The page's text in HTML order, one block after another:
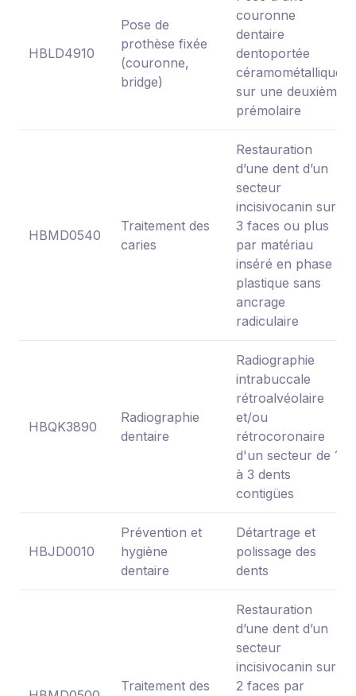
HBLD4910
Pose de
prothèse fixée
(couronne,
bridge)
couronne
dentaire
dentoportée
céramométallique
sur une deuxième
prémolaire
HBMD0540
Traitement des
caries
Restauration
d’une dent d’un
secteur
incisivocanin sur
3 faces ou plus
par matériau
inséré en phase
plastique sans
ancrage
radiculaire
HBQK3890
Radiographie
dentaire
Radiographie
intrabuccale
rétroalvéolaire
et/ou
rétrocoronaire
d'un secteur de 1
à 3 dents
contigües
HBJD0010
Prévention et
hygiène
dentaire
Détartrage et
polissage des
dents
Traitement des
Restauration
d’une dent d’un
secteur
incisivocanin sur
2 faces par